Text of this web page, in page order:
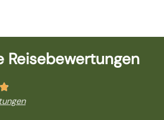
Reisebewertungen